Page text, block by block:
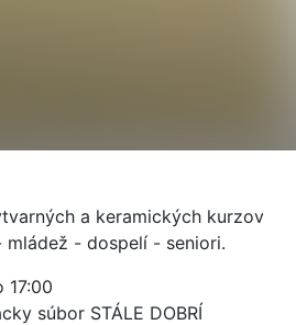
a keramických kurzov
- dospelí - seniori.
17:00
súbor STÁLE DOBRÍ